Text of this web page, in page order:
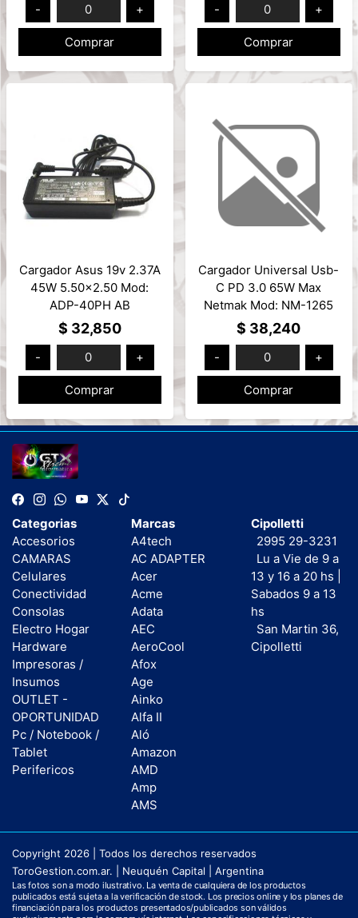
- 0 +
Comprar
- 0 +
Comprar
Cargador Asus 19v 2.37A
45W 5.50x2.50 Mod:
ADP-40PH AB
$ 32,850
- 0 +
Comprar
Cargador Universal Usb-
C PD 3.0 65W Max
Netmak Mod: NM-1265
$ 38,240
- 0 +
Comprar
Categorias
Accesorios
CAMARAS
Celulares
Conectividad
Consolas
Electro Hogar
Hardware
Impresoras /
Insumos
OUTLET -
OPORTUNIDAD
Pc / Notebook /
Tablet
Perifericos
Marcas
A4tech
AC ADAPTER
Acer
Acme
Adata
AEC
AeroCool
Afox
Age
Ainko
Alfa II
Aló
Amazon
AMD
Amp
AMS
Cipolletti
2995 29-3231
Lu a Vie de 9 a
13 y 16 a 20 hs |
Sabados 9 a 13
hs
San Martin 36,
Cipolletti
Copyright 2026 | Todos los derechos reservados
ToroGestion.com.ar. | Neuquén Capital | Argentina
Las fotos son a modo ilustrativo. La venta de cualquiera de los productos
publicados está sujeta a la verificación de stock. Los precios online y los planes de
financiación para los productos presentados/publicados son válidos